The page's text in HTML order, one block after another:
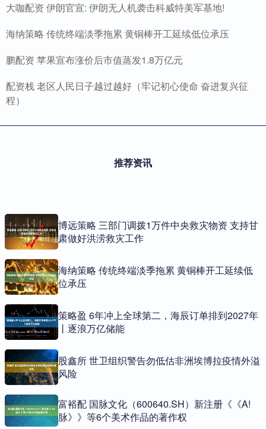
大咖配资 伊朗官宣: 伊朗无人机袭击科威特美军基地!
海纳策略 传统终端淡季拖累 黄铜棒开工延续低位承压
鹏配资 苹果宣布涨价后市值蒸发1.8万亿元
配资栈 老区人民日子越过越好（牢记初心使命 奋进复兴征
程）
推荐资讯
博远策略 三部门调拨1万件中央救灾物资 支持甘
肃做好洪涝救灾工作
海纳策略 传统终端淡季拖累 黄铜棒开工延续低
位承压
策略盈 6年冲上全球第二，海辰订单排到2027年
丨逐浪万亿储能
股鑫所 世卫组织警告勿低估非洲埃博拉疫情外溢
风险
富裕配 国脉文化（600640.SH）新注册《《A!
脉》》等6个美术作品的著作权